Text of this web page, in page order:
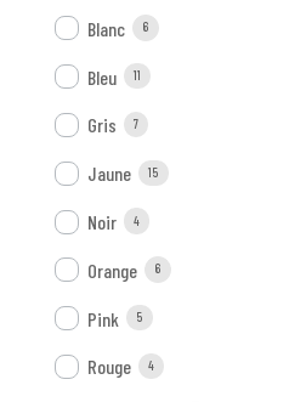
Blanc 6
Bleu 11
Gris 7
Jaune 15
Noir 4
Orange 6
Pink 5
Rouge 4